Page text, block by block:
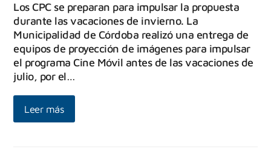
Los CPC se preparan para impulsar la propuesta
durante las vacaciones de invierno. La
Municipalidad de Córdoba realizó una entrega de
equipos de proyección de imágenes para impulsar
el programa Cine Móvil antes de las vacaciones de
julio, por el…
Leer más